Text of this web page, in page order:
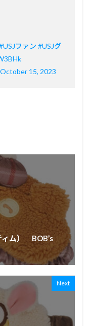
ファン #USJグ
October 15, 2023
ィム） BOB’s
Next